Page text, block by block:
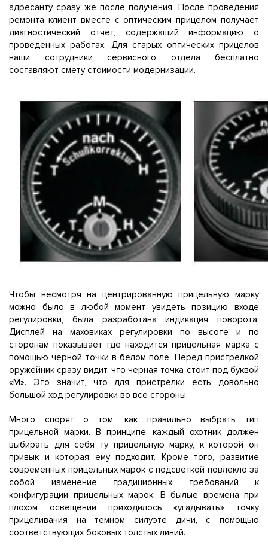
адресанту сразу же после получения. После проведения
ремонта клиент вместе с оптическим прицелом получает
диагностический отчет, содержащий информацию о
проведенных работах. Для старых оптических прицелов
наши сотрудники сервисного отдела бесплатно
составляют смету стоимости модернизации.
Чтобы несмотря на центрированную прицельную марку
можно было в любой момент увидеть позицию входе
регулировки, была разработана индикация поворота.
Дисплей на маховиках регулировки по высоте и по
сторонам показывает где находится прицельная марка с
помощью черной точки в белом поле. Перед пристрелкой
оружейник сразу видит, что черная точка стоит под буквой
«М». Это значит, что для пристрелки есть довольно
большой ход регулировки во все стороны.
Много спорят о том, как правильно выбрать тип
прицельной марки. В принципе, каждый охотник должен
выбирать для себя ту прицельную марку, к которой он
привык и которая ему подходит. Кроме того, развитие
современных прицельных марок с подсветкой повлекло за
собой изменение традиционных требований к
конфигурации прицельных марок. В былые времена при
плохом освещении приходилось «угадывать» точку
прицеливания на темном силуэте дичи, с помощью
соответствующих боковых толстых линий.